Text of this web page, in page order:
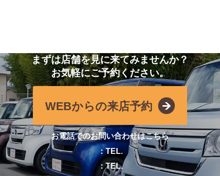
まずは店舗を見に来てみませんか？
お気軽にご予約ください。
WEBからの来店予約
お電話でのお問い合わせはこちら
：TEL.
：TEL.